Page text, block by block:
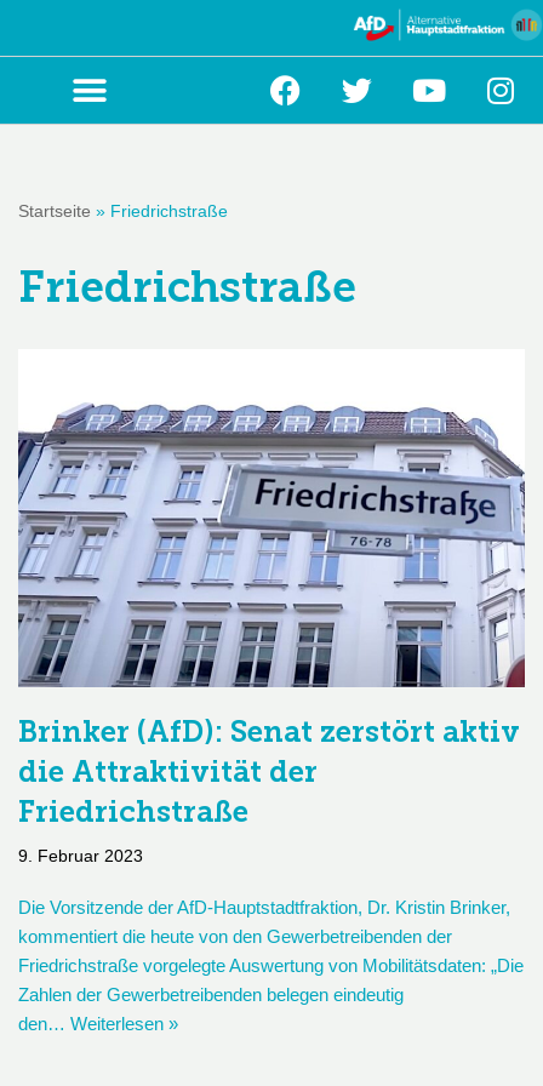
springen
Startseite » Friedrichstraße
Friedrichstraße
Brinker (AfD): Senat zerstört aktiv
die Attraktivität der
Friedrichstraße
9. Februar 2023
Die Vorsitzende der AfD-Hauptstadtfraktion, Dr. Kristin Brinker,
kommentiert die heute von den Gewerbetreibenden der
Friedrichstraße vorgelegte Auswertung von Mobilitätsdaten: „Die
Zahlen der Gewerbetreibenden belegen eindeutig
den… Weiterlesen »